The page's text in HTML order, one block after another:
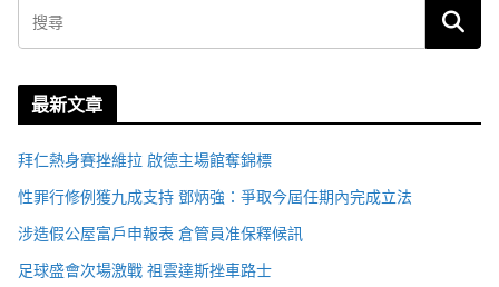
最新文章
拜仁熱身賽挫維拉 啟德主場館奪錦標
性罪行修例獲九成支持 鄧炳強：爭取今屆任期內完成立法
涉造假公屋富戶申報表 倉管員准保釋候訊
足球盛會次場激戰 祖雲達斯挫車路士